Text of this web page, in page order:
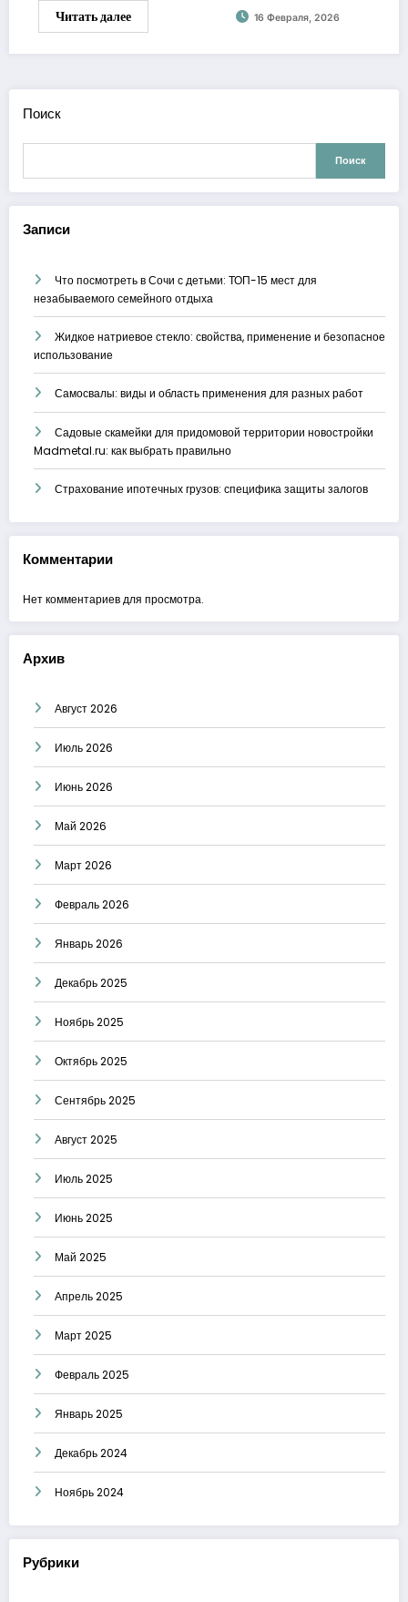
Читать далее 16 Февраля, 2026
Поиск
Поиск
Записи
Что посмотреть в Сочи с детьми: ТОП-15 мест для
незабываемого семейного отдыха
Жидкое натриевое стекло: свойства, применение и безопасное
использование
Самосвалы: виды и область применения для разных работ
Садовые скамейки для придомовой территории новостройки
Madmetal.ru: как выбрать правильно
Страхование ипотечных грузов: специфика защиты залогов
Комментарии
Нет комментариев для просмотра.
Архив
Август 2026
Июль 2026
Июнь 2026
Май 2026
Март 2026
Февраль 2026
Январь 2026
Декабрь 2025
Ноябрь 2025
Октябрь 2025
Сентябрь 2025
Август 2025
Июль 2025
Июнь 2025
Май 2025
Апрель 2025
Март 2025
Февраль 2025
Январь 2025
Декабрь 2024
Ноябрь 2024
Рубрики